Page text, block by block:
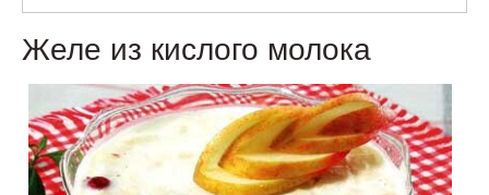
Желе из кислого молока